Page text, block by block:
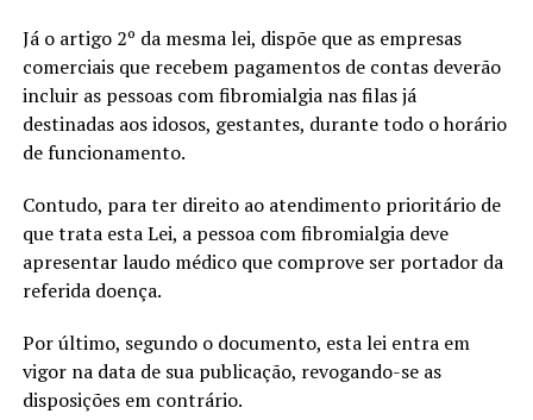
Já o artigo 2º da mesma lei, dispõe que as empresas
comerciais que recebem pagamentos de contas deverão
incluir as pessoas com fibromialgia nas filas já
destinadas aos idosos, gestantes, durante todo o horário
de funcionamento.
Contudo, para ter direito ao atendimento prioritário de
que trata esta Lei, a pessoa com fibromialgia deve
apresentar laudo médico que comprove ser portador da
referida doença.
Por último, segundo o documento, esta lei entra em
vigor na data de sua publicação, revogando-se as
disposições em contrário.